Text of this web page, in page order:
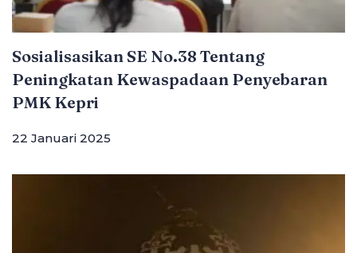
Sosialisasikan SE No.38 Tentang
Peningkatan Kewaspadaan Penyebaran
PMK Kepri
22 Januari 2025